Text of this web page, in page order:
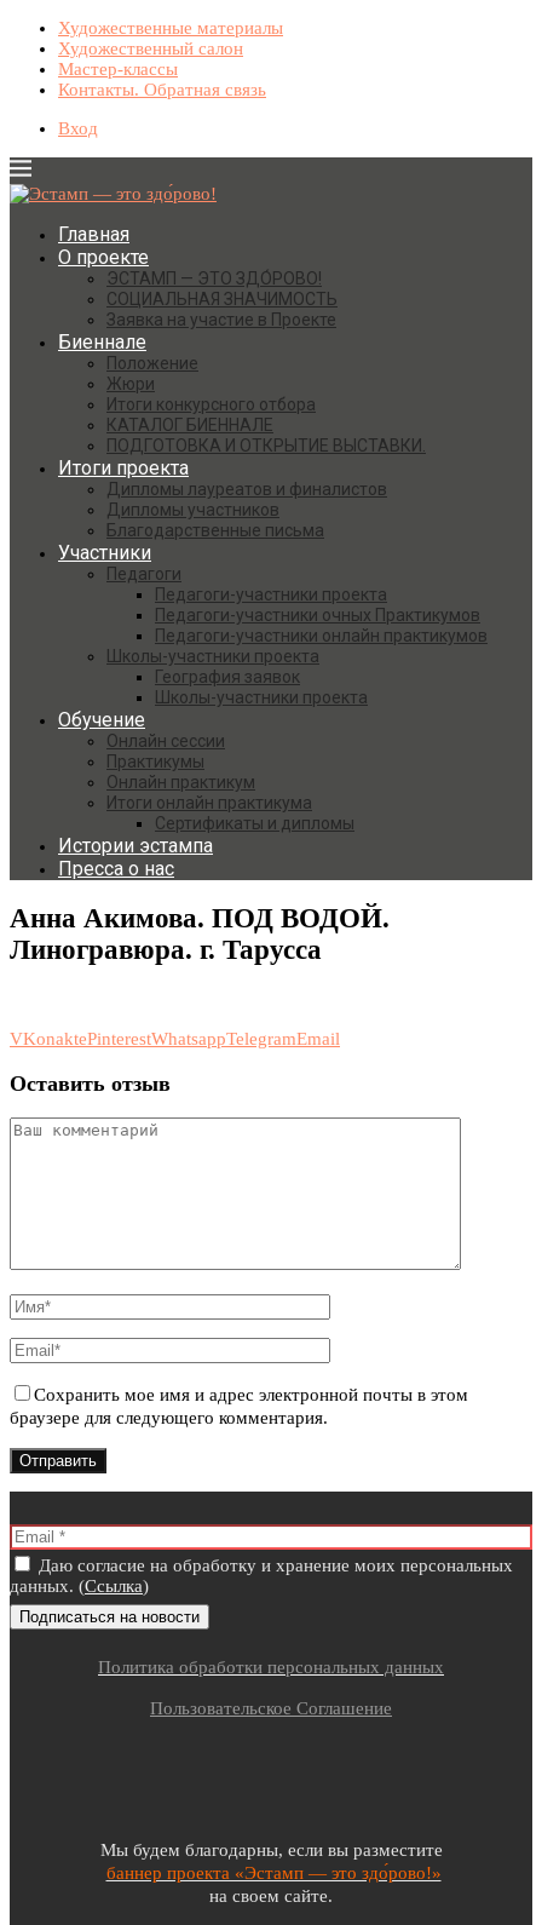
Художественные материалы
Художественный салон
Мастер-классы
Контакты. Обратная связь
Вход
Главная
О проекте
ЭСТАМП — ЭТО ЗДО́РОВО!
СОЦИАЛЬНАЯ ЗНАЧИМОСТЬ
Заявка на участие в Проекте
Биеннале
Положение
Жюри
Итоги конкурсного отбора
КАТАЛОГ БИЕННАЛЕ
ПОДГОТОВКА И ОТКРЫТИЕ ВЫСТАВКИ.
Итоги проекта
Дипломы лауреатов и финалистов
Дипломы участников
Благодарственные письма
Участники
Педагоги
Педагоги-участники проекта
Педагоги-участники очных Практикумов
Педагоги-участники онлайн практикумов
Школы-участники проекта
География заявок
Школы-участники проекта
Обучение
Онлайн сессии
Практикумы
Онлайн практикум
Итоги онлайн практикума
Сертификаты и дипломы
Истории эстампа
Пресса о нас
Анна Акимова. ПОД ВОДОЙ.
Линогравюра. г. Тарусса
VKonaktePinterestWhatsappTelegramEmail
Оставить отзыв
Сохранить мое имя и адрес электронной почты в этом
браузере для следующего комментария.
Даю согласие на обработку и хранение моих персональных
данных. (Ссылка)
Политика обработки персональных данных
Пользовательское Соглашение
Мы будем благодарны, если вы разместите
баннер проекта «Эстамп — это здо́рово!»
на своем сайте.